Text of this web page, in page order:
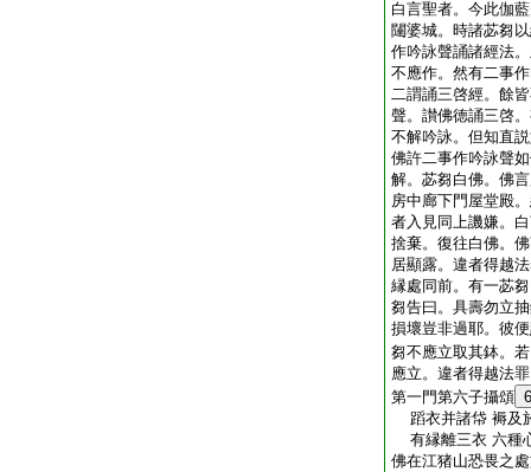
白言聖者。今此伽
闥婆城。時諸苾芻
作吟詠聲誦諸經法
不應作。然有二事
二謂誦三啓經。餘
聲。讃佛徳誦三啓
不解吟詠。但知直
佛許二事作吟詠聲
解。苾芻白佛。佛
房中廊下門屋堂殿
者入見同上譏嫌。
捨棄。復往白佛。
居顯露。違者得越
縁處同前。有一苾
芻告曰。具壽勿立
損壞豈非過耶。彼
芻不應立取其鉢。
應立。違者得越法罪
第一門第六子攝頌 6
蹈衣并諸帒 褥及
有縁離三衣 六種
佛在江猪山恐畏之